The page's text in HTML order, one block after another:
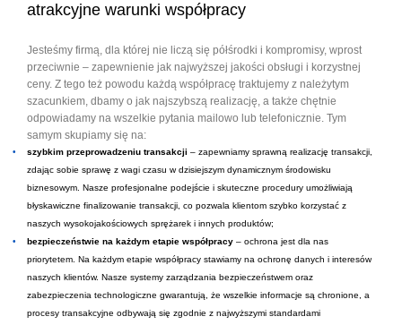
atrakcyjne warunki współpracy
Jesteśmy firmą, dla której nie liczą się półśrodki i kompromisy, wprost
przeciwnie – zapewnienie jak najwyższej jakości obsługi i korzystnej
ceny. Z tego też powodu każdą współpracę traktujemy z należytym
szacunkiem, dbamy o jak najszybszą realizację, a także chętnie
odpowiadamy na wszelkie pytania mailowo lub telefonicznie. Tym
samym skupiamy się na:
szybkim przeprowadzeniu transakcji – zapewniamy sprawną realizację transakcji,
zdając sobie sprawę z wagi czasu w dzisiejszym dynamicznym środowisku
biznesowym. Nasze profesjonalne podejście i skuteczne procedury umożliwiają
błyskawiczne finalizowanie transakcji, co pozwala klientom szybko korzystać z
naszych wysokojakościowych sprężarek i innych produktów;
bezpieczeństwie na każdym etapie współpracy – ochrona jest dla nas
priorytetem. Na każdym etapie współpracy stawiamy na ochronę danych i interesów
naszych klientów. Nasze systemy zarządzania bezpieczeństwem oraz
zabezpieczenia technologiczne gwarantują, że wszelkie informacje są chronione, a
procesy transakcyjne odbywają się zgodnie z najwyższymi standardami